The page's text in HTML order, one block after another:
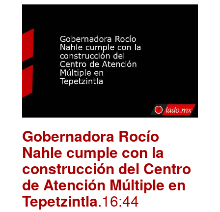
Gobernadora Rocío
Nahle cumple con la
construcción del Centro
de Atención Múltiple en
Tepetzintla.16:44